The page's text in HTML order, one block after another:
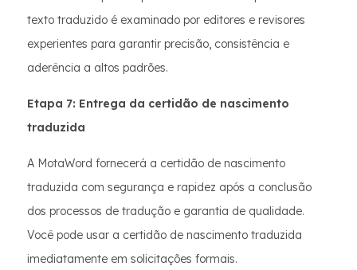
texto traduzido é examinado por editores e revisores
experientes para garantir precisão, consistência e
aderência a altos padrões.
Etapa 7: Entrega da certidão de nascimento
traduzida
A MotaWord fornecerá a certidão de nascimento
traduzida com segurança e rapidez após a conclusão
dos processos de tradução e garantia de qualidade.
Você pode usar a certidão de nascimento traduzida
imediatamente em solicitações formais.